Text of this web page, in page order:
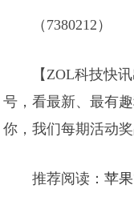
（7380212）
【ZOL科技快
号，看最新、最有
你，我们每期活动奖
推荐阅读：苹